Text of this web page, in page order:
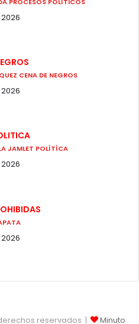
CENA DE NEGROS
JAMLET POLÍTÍCA
reservados | Minuto